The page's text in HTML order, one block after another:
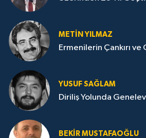
METIN YILMAZ
Ermenilerin Çankırı ve
YUSUF SAĞLAM
Diriliş Yolunda
BEKIR MUSTAFAOĞLU